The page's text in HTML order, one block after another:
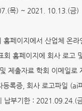
목) ~ 2021. 10.13.(금)
홈페이지에서 산업체 온
회 홈페이지에 회사 로고
제출자료 학회 이메일로
록증, 회사 로고파일 (ai
납부기한 : 2021.09.24.(